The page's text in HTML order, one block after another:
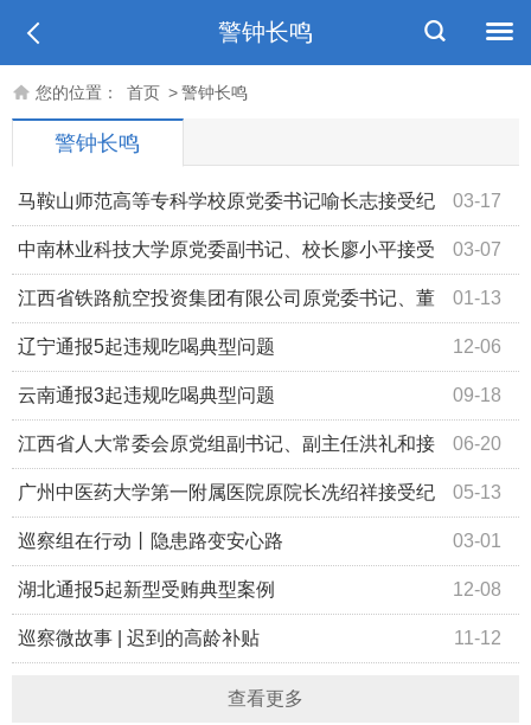
警钟长鸣
您的位置： 首页 >警钟长鸣
警钟长鸣
03-17
马鞍山师范高等专科学校原党委书记喻长志接受纪
律审查和监察调查 03-07
中南林业科技大学原党委副书记、校长廖小平接受
纪律审查和监察调查 01-13
江西省铁路航空投资集团有限公司原党委书记、董
事长温治明被开除党籍和公职 12-06
辽宁通报5起违规吃喝典型问题
09-18
云南通报3起违规吃喝典型问题
06-20
江西省人大常委会原党组副书记、副主任洪礼和接
受中央纪委国家监委纪律审查和监察调查 05-13
广州中医药大学第一附属医院原院长冼绍祥接受纪
律审查和监察调查 03-01
巡察组在行动丨隐患路变安心路
12-08
湖北通报5起新型受贿典型案例
11-12
巡察微故事 | 迟到的高龄补贴
查看更多